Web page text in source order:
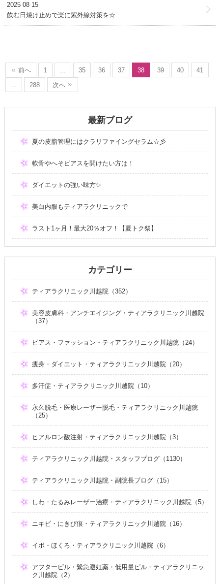
2025 08 15
飲む日焼け止めで楽に紫外線対策を☆
前へ 1 35 36 37 38 39 40
41
288 次へ
最新ブログ
夏の皮脂管理にはクラリファイングセラム☆彡
軟骨やへそピアスを開けたい方は！
ダイエットの強い味方✨
美白内服もティアラクリニックで
ラスト1ヶ月！最大20％オフ！【夏トク祭】
カテゴリー
ティアラクリニック川越院（352）
美容皮膚科・アンチエイジング・ティアラクリニック川越院
（37）
ピアス・ファッション・ティアラクリニック川越院（24）
痩身・ダイエット・ティアラクリニック川越院（20）
多汗症・ティアラクリニック川越院（10）
永久脱毛・医療レーザー脱毛・ティアラクリニック川越院
（25）
ヒアルロン酸注射・ティアラクリニック川越院（3）
ティアラクリニック川越院・スタッフブログ（1130）
ティアラクリニック川越院・副院長ブログ（15）
しわ・たるみレーザー治療・ティアラクリニック川越院（5）
ニキビ・にきび痕・ティアラクリニック川越院（16）
イボ・ほくろ・ティアラクリニック川越院（6）
アフターピル・緊急避妊薬・低用量ピル・ティアラクリニッ
ク川越院（2）